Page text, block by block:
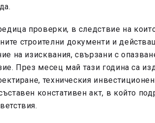
проверки, в следствие на
строителни документи и
на изисквания, свързани с
През месец май тази година са
техническия
констативен акт, в който